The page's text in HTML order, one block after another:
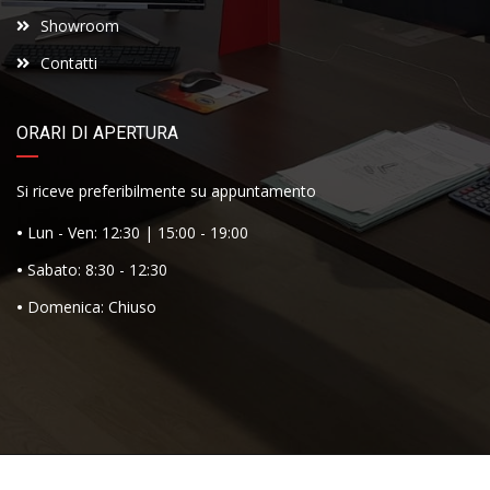
Showroom
Contatti
ORARI DI APERTURA
Si riceve preferibilmente su appuntamento
• Lun - Ven: 12:30 | 15:00 - 19:00
•Sabato: 8:30 - 12:30
• Domenica: Chiuso